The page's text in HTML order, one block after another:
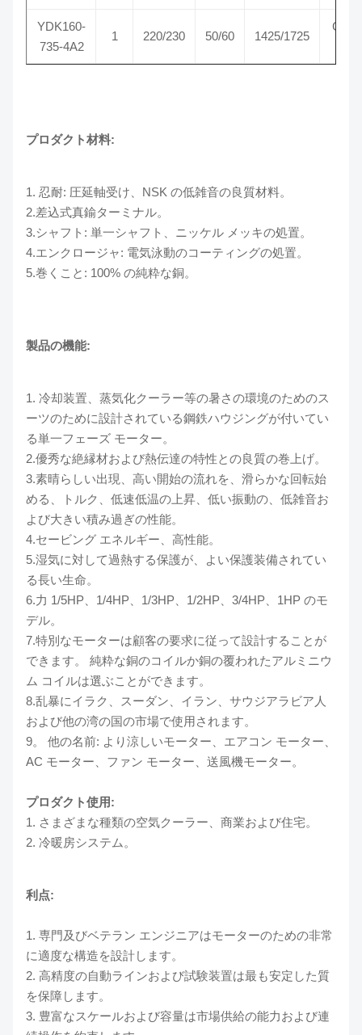
YDK160-
735-4A2
1 220/230 50/60 1425/1725
CW-
プロダクト材料:
1. 忍耐: 圧延軸受け、NSK の低雑音の良質材料。
2.差込式真鍮ターミナル。
3.シャフト: 単一シャフト、ニッケル メッキの処置。
4.エンクロージャ: 電気泳動のコーティングの処置。
5.巻くこと: 100% の純粋な銅。
製品の機能:
1. 冷却装置、蒸気化クーラー等の暑さの環境のためのス
ーツのために設計されている鋼鉄ハウジングが付いてい
る単一フェーズ モーター。
2.優秀な絶縁材および熱伝達の特性との良質の巻上げ。
3.素晴らしい出現、高い開始の流れを、滑らかな回転始
める、トルク、低速低温の上昇、低い振動の、低雑音お
よび大きい積み過ぎの性能。
4.セービング エネルギー、高性能。
5.湿気に対して過熱する保護が、よい保護装備されてい
る長い生命。
6.力 1/5HP、1/4HP、1/3HP、1/2HP、3/4HP、1HP のモ
デル。
7.特別なモーターは顧客の要求に従って設計することが
できます。 純粋な銅のコイルか銅の覆われたアルミニウ
ム コイルは選ぶことができます。
8.乱暴にイラク、スーダン、イラン、サウジアラビア人
および他の湾の国の市場で使用されます。
9。 他の名前: より涼しいモーター、エアコン モーター、
AC モーター、ファン モーター、送風機モーター。
プロダクト使用:
1. さまざまな種類の空気クーラー、 商業および住宅。
2. 冷暖房システム。
利点:
1. 専門及びベテラン エンジニアはモーターのための非常
に適度な構造を設計します。
2. 高精度の自動ラインおよび試験装置は最も安定した質
を保障します。
3. 豊富なスケールおよび容量は市場供給の能力および連